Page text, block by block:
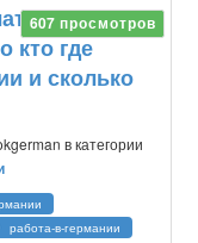
607просмотров
и место
кто где
и сколько
в категории
работа-в-германии